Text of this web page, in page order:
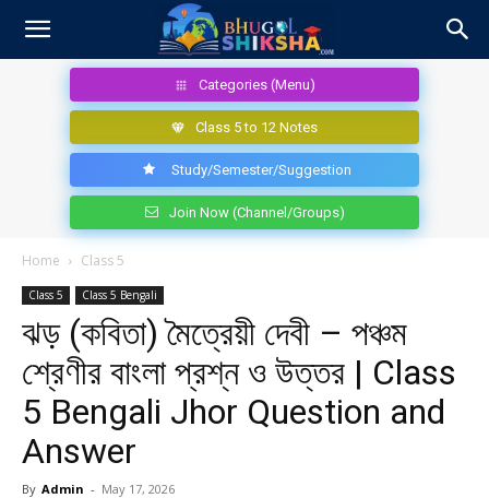
Categories (Menu)
Class 5 to 12 Notes
Study/Semester/Suggestion
Join Now (Channel/Groups)
Home Class 5
Class 5 Class 5 Bengali
ঝড় (কবিতা) মৈত্রেয়ী দেবী – পঞ্চম
শ্রেণীর বাংলা প্রশ্ন ও উত্তর | Class
5 Bengali Jhor Question and
Answer
By Admin - May 17, 2026